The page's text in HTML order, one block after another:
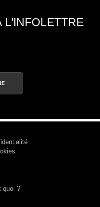
L'INFOLETTRE
quoi ?